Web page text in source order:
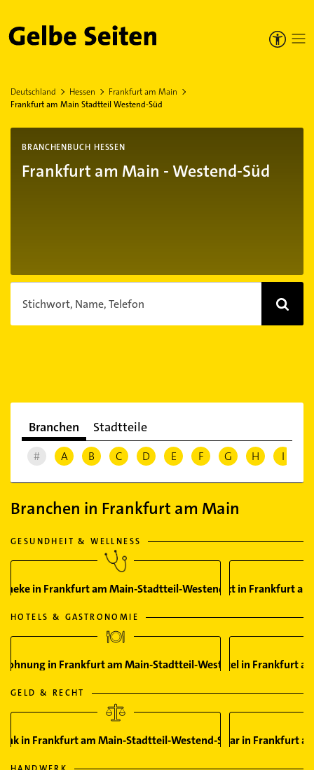
Gelbe Seiten
Deutschland Hessen
Frankfurt am Main
Frankfurt am Main Stadtteil Westend-Süd
BRANCHENBUCH HESSEN
Frankfurt am Main - Westend-Süd
Stichwort, Name, Telefon
Branchen Stadtteile
# A B C D E F G H I
Branchen in Frankfurt am Main
GESUNDHEIT & WELLNESS
in Frankfurt am Main-Stadtteil-Westend-SüdArzt in Frankfurt
HOTELS & GASTRONOMIE
in Frankfurt am Main-Stadtteil-Westend-Süd
Hotel in Frankfurt
GELD & RECHT
in Frankfurt am Main-Stadtteil-Westend-SüdNotar in Frankfurt